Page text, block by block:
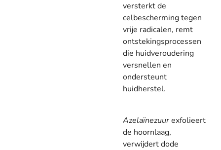
versterkt de
celbescherming tegen
vrije radicalen, remt
ontstekingsprocessen
die huidveroudering
versnellen en
ondersteunt
huidherstel.
Azelaïnezuurexfolieert
de hoornlaag,
verwijdert dode